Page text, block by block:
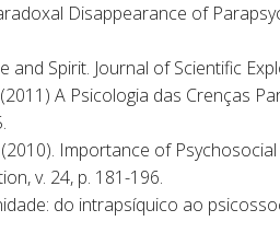
Disappearance of
and Spirit. Journal of Scientific
A Psicologia das Crenças
(2010). Importance of
v. 24, p. 181-196.
do intrapsíquico ao